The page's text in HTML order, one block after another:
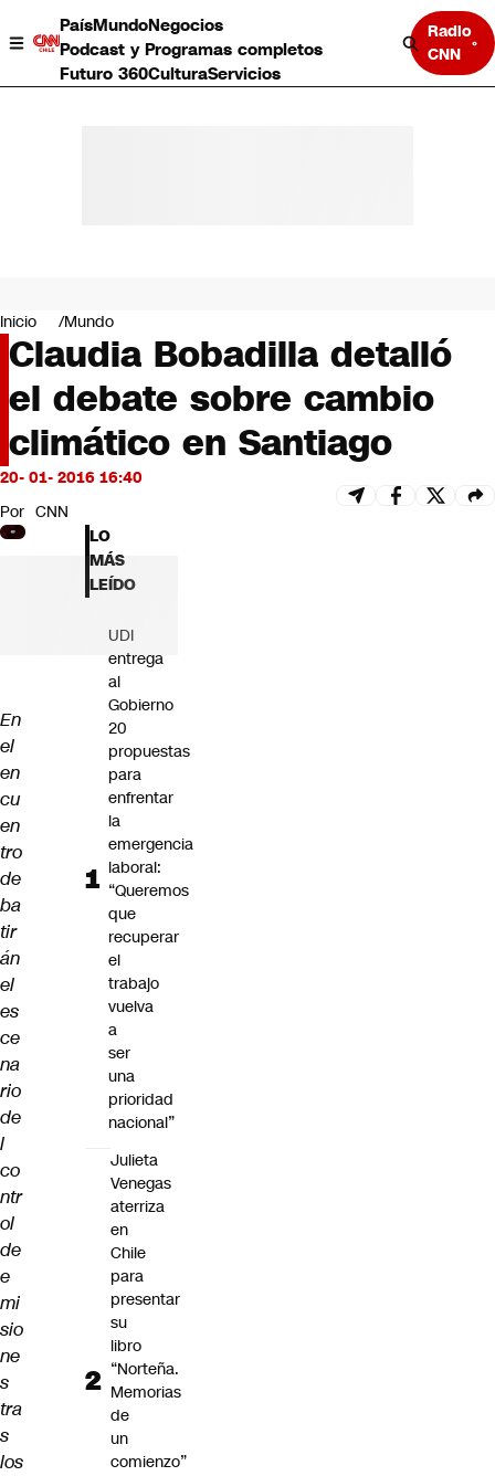
PaísMundoNegocios
Podcast y Programas completos
Futuro 360CulturaServicios
Radio
CNN
Negocios
Deportes
Programas completos
Cultura
Servicios
Bits
CNN tiempo
Futuro 360
Opinión
Inicio Mundo
Claudia Bobadilla detalló
el debate sobre cambio
climático en Santiago
20- 01- 2016 16:40
Por CNN
En
el
en
cu
en
tro
de
ba
tir
án
el
es
ce
na
rio
de
l
co
ntr
ol
de
e
mi
sio
ne
s
tra
s
los
LO
MÁS
LEÍDO
UDI
entrega
al
Gobierno
20
propuestas
para
enfrentar
la
emergencia
laboral:
“Queremos
que
recuperar
el
trabajo
vuelva
a
ser
una
prioridad
nacional”
Julieta
Venegas
aterriza
en
Chile
para
presentar
su
libro
“Norteña.
Memorias
de
un
comienzo”